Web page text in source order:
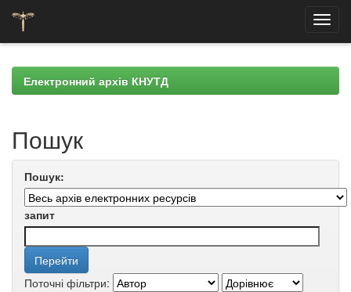
navigationЕлектронний архів КНУТД
Пошук
Пошук:
запит
Поточні фільтри: